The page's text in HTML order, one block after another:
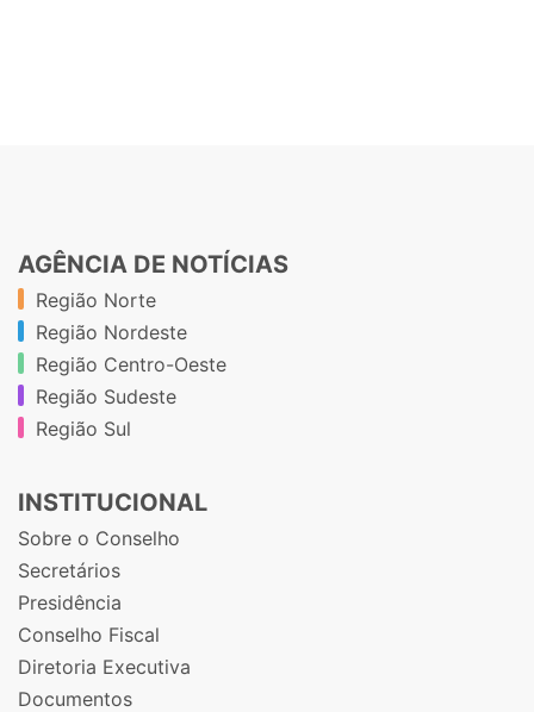
AGÊNCIA DE NOTÍCIAS
Região Norte
Região Nordeste
Região Centro-Oeste
Região Sudeste
Região Sul
INSTITUCIONAL
Sobre o Conselho
Secretários
Presidência
Conselho Fiscal
Diretoria Executiva
Documentos